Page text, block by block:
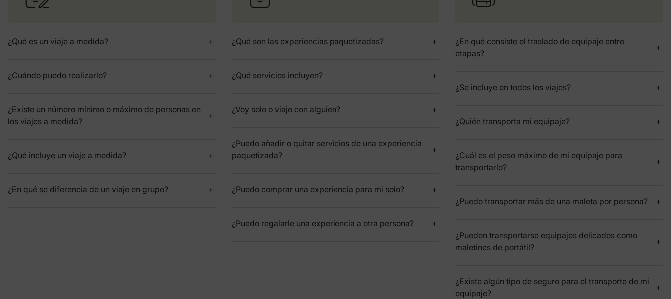
¿Qué es un viaje a medida?
¿Cuándo puedo realizarlo?
¿Existe un número mínimo o máximo de personas en
los viajes a medida?
¿Qué incluye un viaje a medida?
¿En qué se diferencia de un viaje en grupo?
¿Qué son las experiencias paquetizadas?
¿Qué servicios incluyen?
¿Voy solo o viajo con alguien?
¿Puedo añadir o quitar servicios de una experiencia
paquetizada?
¿Puedo comprar una experiencia para mi solo?
¿Puedo regalarle una experiencia a otra persona?
¿En qué consiste el traslado de equipaje entre
etapas?
¿Se incluye en todos los viajes?
¿Quién transporta mi equipaje?
¿Cuál es el peso máximo de mi equipaje para
transportarlo?
¿Puedo transportar más de una maleta por persona?
¿Pueden transportarse equipajes delicados como
maletines de portátil?
¿Existe algún tipo de seguro para el transporte de mi
equipaje?